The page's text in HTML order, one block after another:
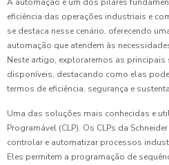
A automação é um dos pilares
eficiência das operações industriais e
se destaca nesse cenário, oferecendo
automação que atendem às
Neste artigo, exploraremos as
disponíveis, destacando como elas
termos de eficiência, segurança e
Uma das soluções mais conhecidas e
Programável (CLP). Os CLPs da
controlar e automatizar processos
Eles permitem a programação de